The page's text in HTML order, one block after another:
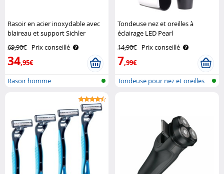
Rasoir en acier inoxydable avec
blaireau et support Sichler
69,90€ Prix conseillé
34,95€
Rasoir homme
Tondeuse nez et oreilles à
éclairage LED Pearl
14,90€ Prix conseillé
7,99€
Tondeuse pour nez et oreilles